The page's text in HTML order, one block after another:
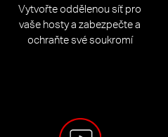
Vytvořte oddělenou síť pro
vaše hosty a zabezpečte a
ochraňte své soukromí